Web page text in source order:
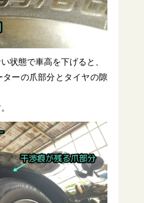
状態で車高を下げると、
ーの爪部分とタイヤの隙